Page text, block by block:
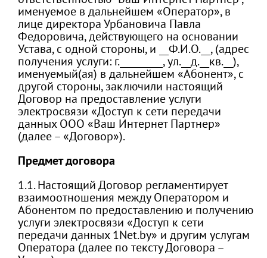
именуемое в дальнейшем «Оператор», в
лице директора Урбановича Павла
Федоровича, действующего на основании
Устава, с одной стороны, и __Ф.И.О.__, (адрес
получения услуги: г._________, ул.__д.__кв.__),
именуемый(ая) в дальнейшем «Абонент», с
другой стороны, заключили настоящий
Договор на предоставление услуги
электросвязи «Доступ к сети передачи
данных ООО «Ваш Интернет Партнер»
(далее – «Договор»).
Предмет договора
1.1. Настоящий Договор регламентирует
взаимоотношения между Оператором и
Абонентом по предоставлению и получению
услуги электросвязи «Доступ к сети
передачи данных 1Net.by» и другим услугам
Оператора (далее по тексту Договора –